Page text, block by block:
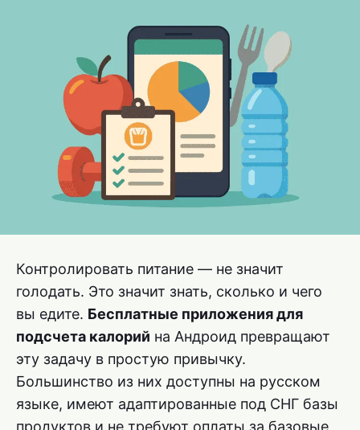
Контролировать питание — не значит
голодать. Это значит знать, сколько и чего
вы едите. Бесплатные приложения для
подсчета калорий на Андроид превращают
эту задачу в простую привычку.
Большинство из них доступны на русском
языке, имеют адаптированные под СНГ базы
продуктов и не требуют оплаты за базовые